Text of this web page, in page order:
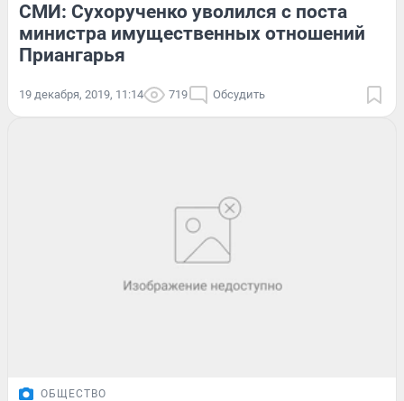
СМИ: Сухорученко уволился с поста
министра имущественных отношений
Приангарья
19 декабря, 2019, 11:14 719 Обсудить
ОБЩЕСТВО